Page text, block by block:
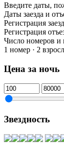
Введите даты,
Даты заезда и
Регистрация
Регистрация
Число номеров и
1 номер · 2
Цена за ночь
Звездность